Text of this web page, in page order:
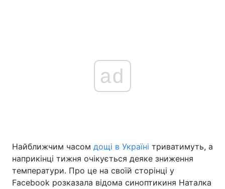
Головна Війна
Україна Політика
ad
Найближчим часом дощі в Україні триватимуть, а
наприкінці тижня очікується деяке зниження
температури. Про це на своїй сторінці у
Facebook розказала відома синоптикиня Наталка